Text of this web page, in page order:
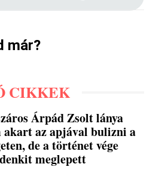
már?
CIKKEK
Árpád Zsolt lánya
akart az apjával bulizni a
de a történet vége
meglepett